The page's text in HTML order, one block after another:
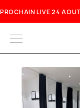
PROCHAIN LIVE 24